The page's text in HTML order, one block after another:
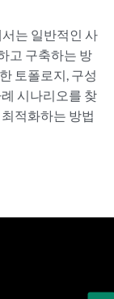
는 일반적인 사
고 구축하는 방
토폴로지, 구성
시나리오를 찾
적화하는 방법